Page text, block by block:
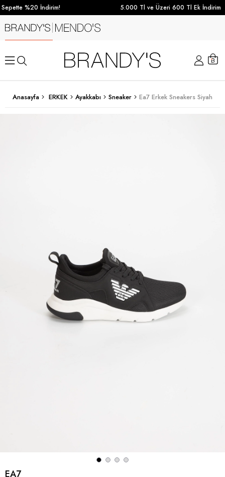
%20 İndirim! 5.000 Tl ve Üzeri 600 Tl Ek İndirim
Anasayfa ERKEK Ayakkabı Sneaker Ea7 Erkek Sneakers Siyah
EA7